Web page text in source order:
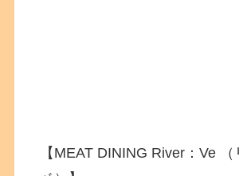
【MEAT DINING River：Ve （